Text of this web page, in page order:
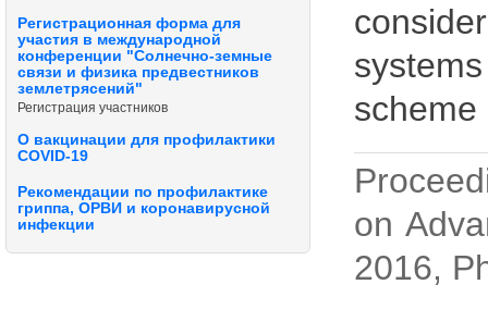
Регистрационная форма для
участия в международной
конференции "Солнечно-земные
связи и физика предвестников
землетрясений"
Регистрация участников
О вакцинации для профилактики
COVID-19
Рекомендации по профилактике
гриппа, ОРВИ и коронавирусной
инфекции
scheme
on
2016,